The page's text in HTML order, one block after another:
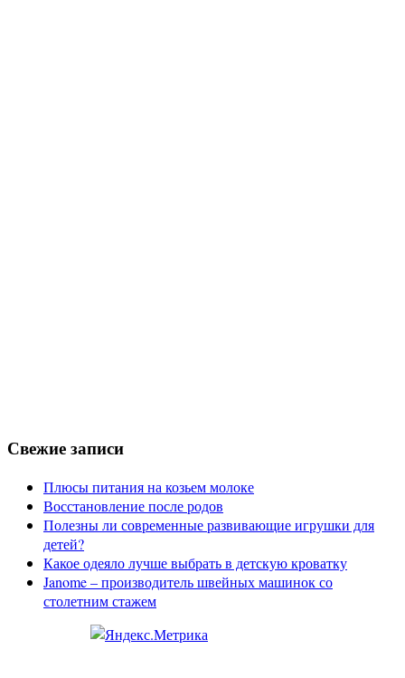
Свежие записи
Плюсы питания на козьем молоке
Восстановление после родов
Полезны ли современные развивающие игрушки для
детей?
Какое одеяло лучше выбрать в детскую кроватку
Janome – производитель швейных машинок со
столетним стажем